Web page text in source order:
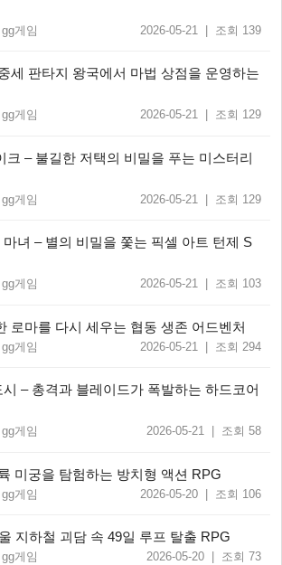
gg게임 2026-05-21 | 조회 139
세 판타지 왕국에서 마법 상점을 운영하는
gg게임 2026-05-21 | 조회 129
크 – 불길한 저택의 비밀을 푸는 미스터리
gg게임 2026-05-21 | 조회 129
녀 – 별의 비밀을 쫓는 픽셀 아트 턴제 S
gg게임 2026-05-21 | 조회 103
로마를 다시 세우는 협동 생존 어드벤처
gg게임 2026-05-21 | 조회 294
– 총격과 블레이드가 폭발하는 하드코어
gg게임 2026-05-21 | 조회 58
미궁을 탐험하는 방치형 액션 RPG
gg게임 2026-05-20 | 조회 106
지하철 괴담 속 49일 루프 탈출 RPG
gg게임 2026-05-20 | 조회 73